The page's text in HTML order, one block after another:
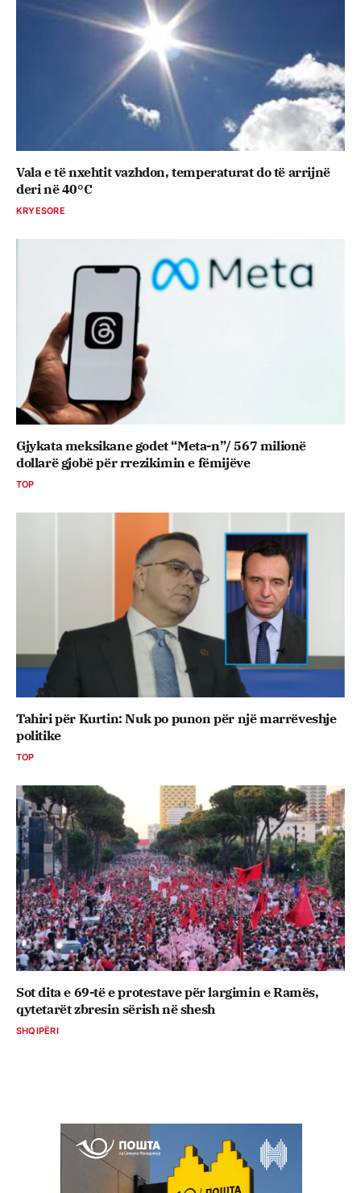
Vala e të nxehtit vazhdon, temperaturat do të arrijnë
deri në 40°C
KRYESORE
Gjykata meksikane godet “Meta-n”/ 567 milionë
dollarë gjobë për rrezikimin e fëmijëve
TOP
Tahiri për Kurtin: Nuk po punon për një marrëveshje
politike
TOP
Sot dita e 69-të e protestave për largimin e Ramës,
qytetarët zbresin sërish në shesh
SHQIPËRI